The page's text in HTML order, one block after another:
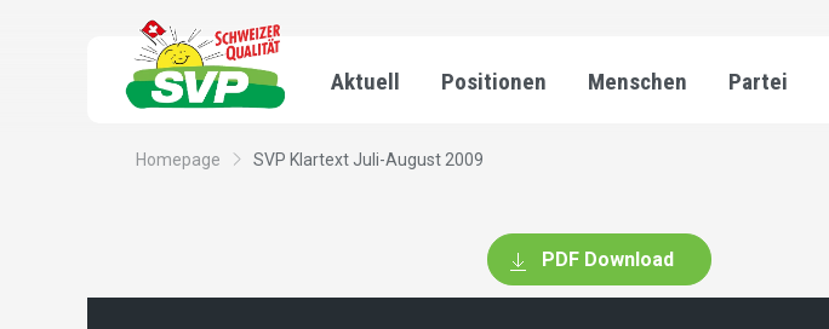
Aktuell Positionen Menschen Partei
Homepage SVP Klartext Juli-August 2009
PDF Download